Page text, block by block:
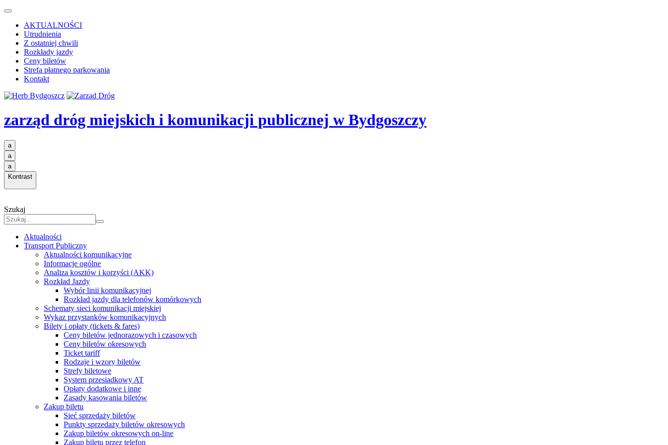
AKTUALNOŚCI
Utrudnienia
Z ostatniej chwili
Rozkłady jazdy
Ceny biletów
Strefa płatnego parkowania
Kontakt
zarząd dróg miejskich i komunikacji publicznej w Bydgoszczy
a
a
a
Kontrast
Szukaj
Aktualności
Transport Publiczny
Aktualności komunikacyjne
Informacje ogólne
Analiza kosztów i korzyści (AKK)
Rozkład Jazdy
Wybór linii komunikacyjnej
Rozkład jazdy dla telefonów komórkowych
Schematy sieci komunikacji miejskiej
Wykaz przystanków komunikacyjnych
Bilety i opłaty (tickets & fares)
Ceny biletów jednorazowych i czasowych
Ceny biletów okresowych
Ticket tariff
Rodzaje i wzory biletów
Strefy biletowe
System przesiadkowy AT
Opłaty dodatkowe i inne
Zasady kasowania biletów
Zakup biletu
Sieć sprzedaży biletów
Punkty sprzedaży biletów okresowych
Zakup biletów okresowych on-line
Zakup biletu przez telefon